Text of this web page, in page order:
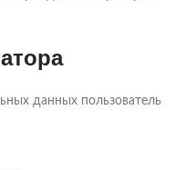
данных пользователь